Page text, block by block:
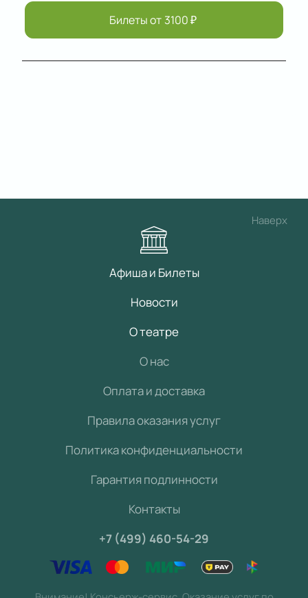
Билеты от 3100₽
Наверх
Афиша и Билеты
Новости
О театре
О нас
Оплата и доставка
Правила оказания услуг
Политика конфиденциальности
Гарантия подлинности
Контакты
+7 (499) 460-54-29